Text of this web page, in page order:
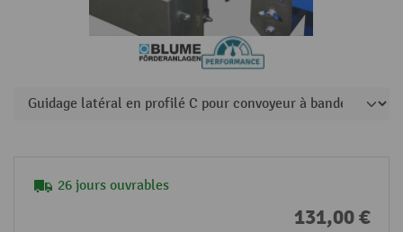
26 jours ouvrables
131,00 €